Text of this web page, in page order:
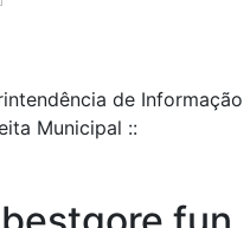
de Informação
Municipal ::